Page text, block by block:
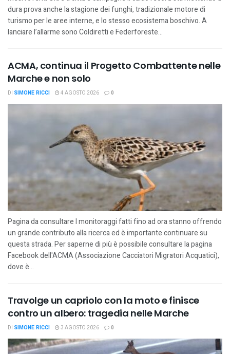
dura prova anche la stagione dei funghi, tradizionale motore di
turismo per le aree interne, e lo stesso ecosistema boschivo. A
lanciare l’allarme sono Coldiretti e Federforeste...
ACMA, continua il Progetto Combattente nelle
Marche e non solo
DI SIMONE RICCI 4 AGOSTO 2026 0
Pagina da consultare I monitoraggi fatti fino ad ora stanno offrendo
un grande contributo alla ricerca ed è importante continuare su
questa strada. Per saperne di più è possibile consultare la pagina
Facebook dell'ACMA (Associazione Cacciatori Migratori Acquatici),
dove è...
Travolge un capriolo con la moto e finisce
contro un albero: tragedia nelle Marche
DI SIMONE RICCI 3 AGOSTO 2026 0